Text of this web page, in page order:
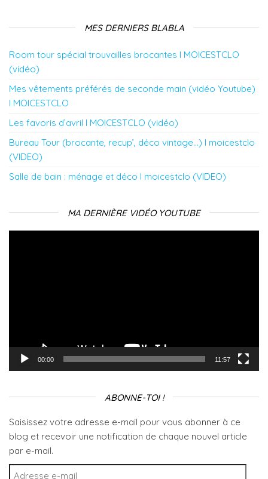
MES DERNIERS BLABLA
Room tour spécial trouvailles brocantes l MOICESTCLO
(vidéo)
Mes vêtements préférés de seconde main (vidéo Youtube)
l MOICESTCLO
Les favoris d’avril l MOICESTCLO (vidéo)
Bureau Tour (brocante, recup’, déco vintage…) l moicestclo
(VIDEO)
Salle de bain : ménage et déco l moicestclo (VIDEO)
MA DERNIÈRE VIDÉO YOUTUBE
00:00 11:57
ABONNE-TOI !
Saisissez votre adresse e-mail pour vous abonner à ce
blog et recevoir une notification de chaque nouvel article
par e-mail.
Adresse e-mail